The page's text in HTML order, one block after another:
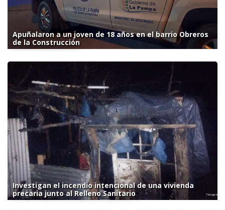
Apuñalaron a un joven de 18 años en el barrio Obreros
de la Construcción
Investigan el incendio intencional de una vivienda
precaria junto al Relleno Sanitario